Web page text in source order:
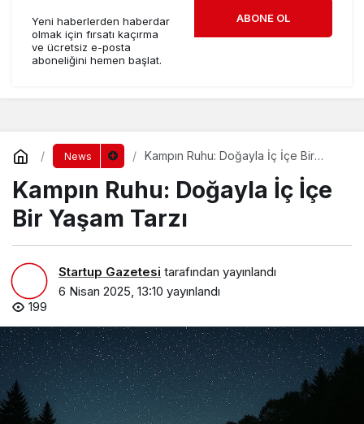
Yeni haberlerden haberdar
olmak için fırsatı kaçırma
ve ücretsiz e-posta
aboneliğini hemen başlat.
ABONE OL
News
Kampın Ruhu: Doğayla İç İçe Bir
Kampın Ruhu: Doğayla İç İçe
Bir Yaşam Tarzı
Startup Gazetesi tarafından yayınlandı
6 Nisan 2025, 13:10 yayınlandı
199